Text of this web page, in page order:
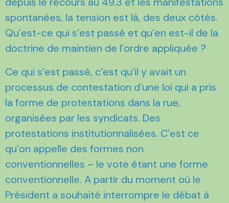
spontanées, la tension est là, des deux côtés.
Qu’est-ce qui s’est passé et qu’en est-il de la
doctrine de maintien de l’ordre appliquée ?
Ce qui s’est passé, c’est qu’il y avait un
processus de contestation d’une loi qui a pris
la forme de protestations dans la rue,
organisées par les syndicats. Des
protestations institutionnalisées. C’est ce
qu’on appelle des formes non
conventionnelles – le vote étant une forme
conventionnelle. A partir du moment où le
Président a souhaité interrompre le débat à